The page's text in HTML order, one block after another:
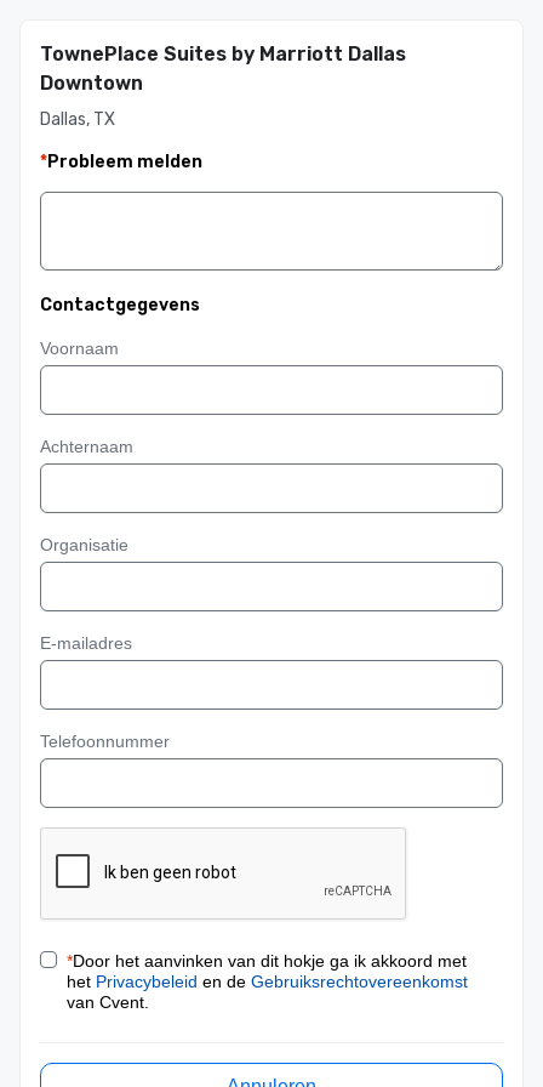
TownePlace Suites by Marriott Dallas
Downtown
Dallas, TX
*Probleem melden
Contactgegevens
Voornaam
Achternaam
Organisatie
E-mailadres
Telefoonnummer
*Door het aanvinken van dit hokje ga ik akkoord met
het Privacybeleid en de Gebruiksrechtovereenkomst
van Cvent.